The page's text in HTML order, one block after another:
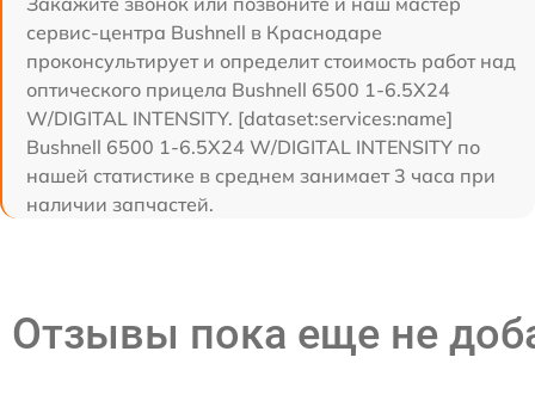
сервис-центра Bushnell в Краснодаре
проконсультирует и определит стоимость работ над
оптического прицела Bushnell 6500 1-6.5X24
W/DIGITAL INTENSITY. [dataset:services:name]
Bushnell 6500 1-6.5X24 W/DIGITAL INTENSITY по
нашей статистике в среднем занимает 3 часа при
наличии запчастей.
Отзывы пока еще не